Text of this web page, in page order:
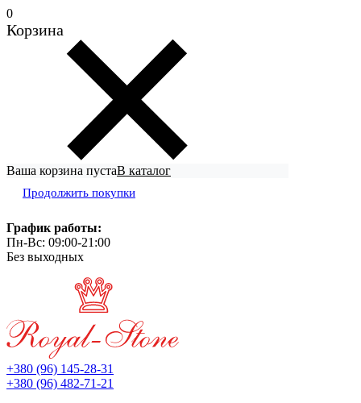
0
Корзина
Ваша корзина пустаВ каталог
Продолжить покупки
График работы:
Пн-Вс: 09:00-21:00
Без выходных
+380 (96) 145-28-31
+380 (96) 482-71-21